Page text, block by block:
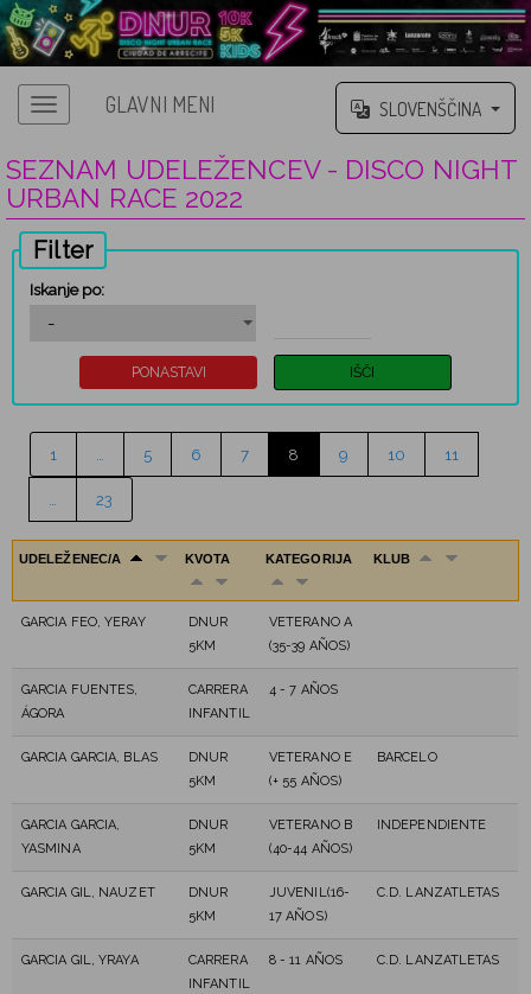
GLAVNI MENI SLOVENŠČINA
SEZNAM UDELEŽENCEV - DISCO NIGHT
URBAN RACE 2022
Filter
Iskanje po:
1 5 6 7 8 9 10 11
23
UDELEŽENEC/A KVOTA KATEGORIJA KLUB
GARCIA FEO, YERAY
DNUR
5KM
VETERANO A
(35-39 AÑOS)
GARCIA FUENTES,
ÁGORA
CARRERA
INFANTIL
4 - 7 AÑOS
GARCIA GARCIA, BLAS
DNUR
5KM
VETERANO E
(+ 55 AÑOS)
BARCELO
GARCIA GARCIA,
YASMINA
DNUR
5KM
VETERANO B
(40-44 AÑOS)
INDEPENDIENTE
GARCIA GIL, NAUZET
DNUR
5KM
JUVENIL(16-
17 AÑOS)
C.D. LANZATLETAS
GARCIA GIL, YRAYA
CARRERA
INFANTIL
8 - 11 AÑOS C.D. LANZATLETAS